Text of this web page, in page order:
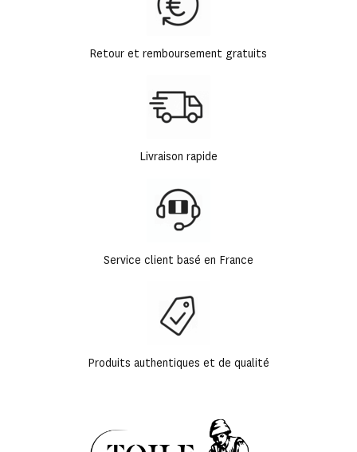
Retour et remboursement gratuits
Livraison rapide
Service client basé en France
Produits authentiques et de qualité